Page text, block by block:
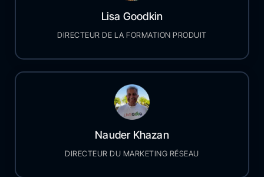
Lisa Goodkin
DIRECTEUR DE LA FORMATION PRODUIT
Nauder Khazan
DIRECTEUR DU MARKETING RÉSEAU